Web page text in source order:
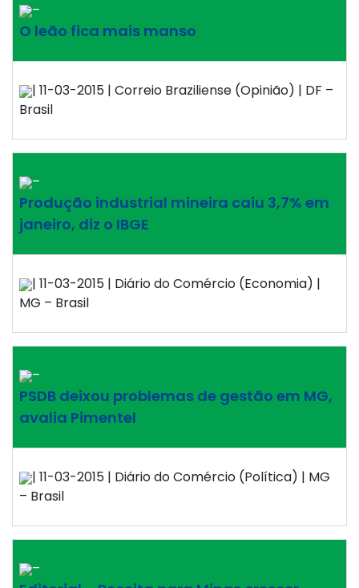
–
O leão fica mais manso
| 11-03-2015 | Correio Braziliense (Opinião) | DF –
Brasil
–
Produção industrial mineira caiu 3,7% em
janeiro, diz o IBGE
| 11-03-2015 | Diário do Comércio (Economia) |
MG – Brasil
–
PSDB deixou problemas de gestão em MG,
avalia Pimentel
| 11-03-2015 | Diário do Comércio (Política) | MG
– Brasil
–